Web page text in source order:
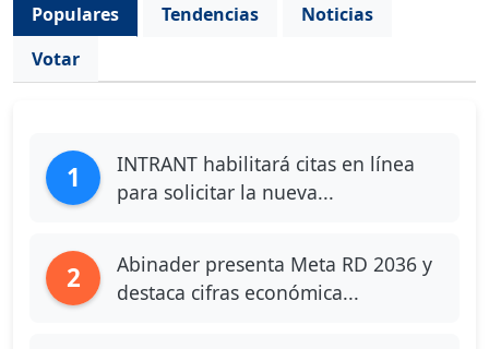
Populares Tendencias
Noticias
Votar
1
INTRANT habilitará citas en línea
para solicitar la nueva...
2
Abinader presenta Meta RD 2036 y
destaca cifras económica...